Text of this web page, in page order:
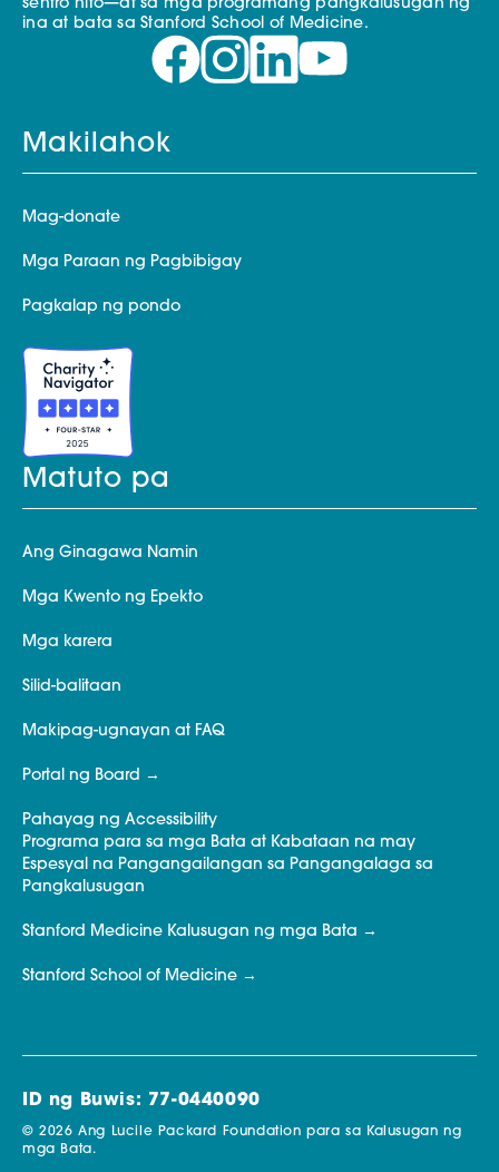
sentro nito—at sa mga programang pangkalusugan ng
ina at bata sa Stanford School of Medicine.
Makilahok
Mag-donate
Mga Paraan ng Pagbibigay
Pagkalap ng pondo
Matuto pa
Ang Ginagawa Namin
Mga Kwento ng Epekto
Mga karera
Silid-balitaan
Makipag-ugnayan at FAQ
Portal ng Board
Pahayag ng Accessibility
Programa para sa mga Bata at Kabataan na may
Espesyal na Pangangailangan sa Pangangalaga sa
Pangkalusugan
Stanford Medicine Kalusugan ng mga Bata
Stanford School of Medicine
ID ng Buwis: 77-0440090
© 2026 Ang Lucile Packard Foundation para sa Kalusugan ng
mga Bata.